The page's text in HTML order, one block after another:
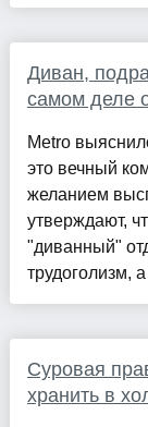
Диван,
самом деле
Metro
это вечный
желанием
утверждают,
"диванный"
трудоголизм, а
Суровая
хранить в